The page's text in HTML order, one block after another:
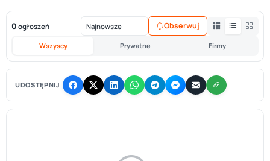
0 ogłoszeń
Wszyscy Prywatne Firmy
Obserwuj
UDOSTĘPNIJ